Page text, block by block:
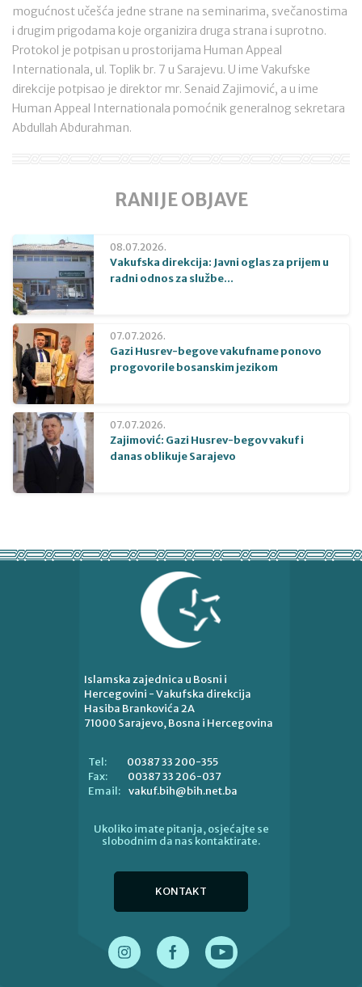
mogućnost učešća jedne strane na seminarima, svečanostima
i drugim prigodama koje organizira druga strana i suprotno.
Protokol je potpisan u prostorijama Human Appeal
Internationala, ul. Toplik br. 7 u Sarajevu. U ime Vakufske
direkcije potpisao je direktor mr. Senaid Zajimović, a u ime
Human Appeal Internationala pomoćnik generalnog sekretara
Abdullah Abdurahman.
RANIJE OBJAVE
08.07.2026.
Vakufska direkcija: Javni oglas za prijem u
radni odnos za službe...
07.07.2026.
Gazi Husrev-begove vakufname ponovo
progovorile bosanskim jezikom
07.07.2026.
Zajimović: Gazi Husrev-begov vakuf i
danas oblikuje Sarajevo
Islamska zajednica u Bosni i
Hercegovini - Vakufska direkcija
Hasiba Brankovića 2A
71000 Sarajevo, Bosna i Hercegovina
Tel:
00387 33 200-355
Fax:
00387 33 206-037
Email: vakuf.bih@bih.net.ba
Ukoliko imate pitanja, osjećajte se
slobodnim da nas kontaktirate.
KONTAKT